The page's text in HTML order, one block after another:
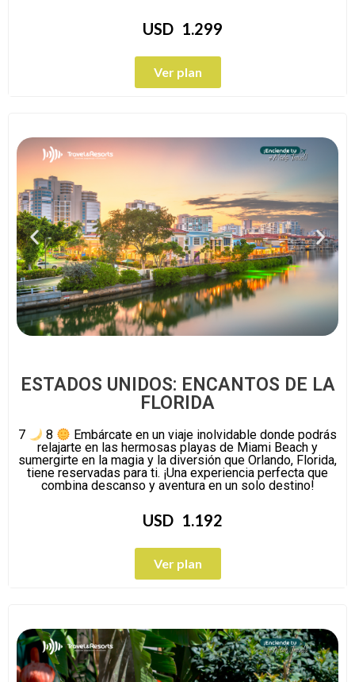
USD 1.299
Ver plan
ESTADOS UNIDOS: ENCANTOS DE LA
FLORIDA
7 8
Embárcate en un viaje inolvidable donde podrás
relajarte en las hermosas playas de Miami Beach y
sumergirte en la magia y la diversión que Orlando, Florida,
tiene reservadas para ti. ¡Una experiencia perfecta que
combina descanso y aventura en un solo destino!
USD 1.192
Ver plan